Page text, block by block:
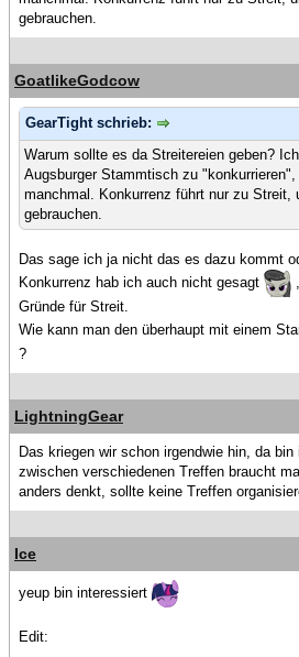
gebrauchen.
GoatlikeGodcow
GearTight schrieb:
Warum sollte es da Streitereien geben?
Augsburger Stammtisch zu
manchmal. Konkurrenz führt nur zu Streit,
gebrauchen.
Das sage ich ja nicht das es dazu kommt
Konkurrenz hab ich auch nicht gesagt
Gründe für Streit.
Wie kann man den überhaupt mit einem
?
LightningGear
Das kriegen wir schon irgendwie hin, da
zwischen verschiedenen Treffen braucht
anders denkt, sollte keine Treffen
Ice
yeup bin interessiert
Edit: